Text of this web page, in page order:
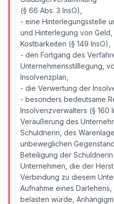
(§ 66 Abs. 3 InsO),
- eine Hinterlegungsstelle
und Hinterlegung von
Kostbarkeiten (§ 149 InsO),
- den Fortgang des
Unternehmensstilllegung,
Insolvenzplan,
- die Verwertung der
- besonders bedeutsame
Insolvenzverwalters (§ 160
Veräußerung des
Schuldnerin, des
unbeweglichen
Beteiligung der
Unternehmen, die der
Verbindung zu diesem
Aufnahme eines
belasten würde,